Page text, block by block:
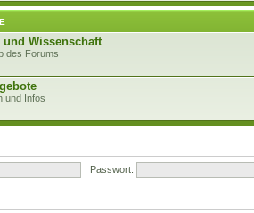
Wissenschaft
des Forums
und Infos
Passwort: